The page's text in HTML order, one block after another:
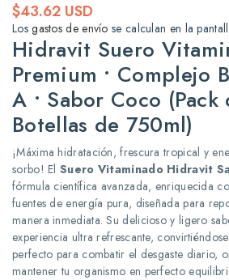
Precio
habitual
$43.62 USD
Losgastos de envío se calculan en la
Hidravit Suero
Premium • Complejo
A • Sabor Coco (Pack
Botellas de 750ml)
¡Máxima hidratación, frescura tropical y
sorbo! El Suero Vitaminado Hidravit
fórmula científica avanzada, enriquecida
fuentes de energía pura, diseñada para
manera inmediata. Su delicioso y ligero
experiencia ultra refrescante,
perfecto para combatir el desgaste diario,
mantener tu organismo en perfecto